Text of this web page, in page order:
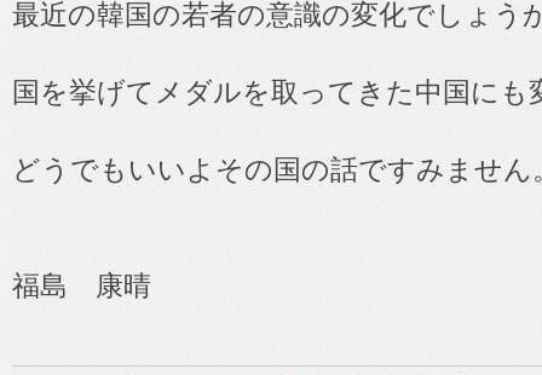
最近の韓国の若者の意識の変化でしょう
国を挙げてメダルを取ってきた中国に
どうでもいいよその国の話ですみません
福島 康晴